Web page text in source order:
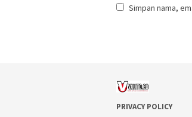
Simpan nama,
PRIVACY POLICY